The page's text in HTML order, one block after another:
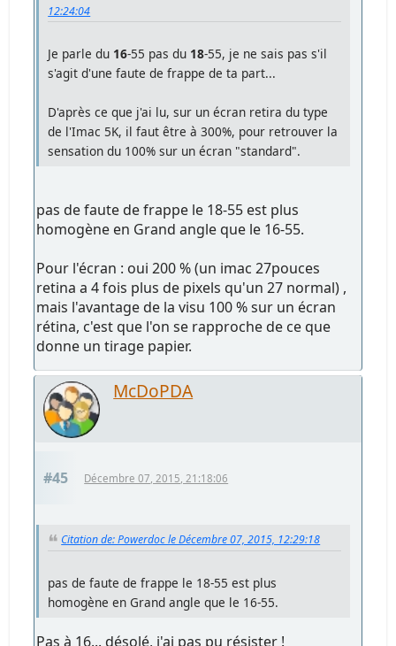
12:24:04
Je parle du 16-55 pas du 18-55, je ne sais pas s'il
s'agit d'une faute de frappe de ta part...
D'après ce que j'ai lu, sur un écran retira du type
de l'Imac 5K, il faut être à 300%, pour retrouver la
sensation du 100% sur un écran "standard".
pas de faute de frappe le 18-55 est plus
homogène en Grand angle que le 16-55.
Pour l'écran : oui 200 % (un imac 27pouces
retina a 4 fois plus de pixels qu'un 27 normal) ,
mais l'avantage de la visu 100 % sur un écran
rétina, c'est que l'on se rapproche de ce que
donne un tirage papier.
McDoPDA
#45 Décembre 07, 2015, 21:18:06
Citation de: Powerdoc le Décembre 07, 2015, 12:29:18
pas de faute de frappe le 18-55 est plus
homogène en Grand angle que le 16-55.
Pas à 16... désolé, j'ai pas pu résister !